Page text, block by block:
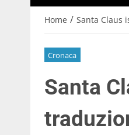
Home / Santa Claus
Cronaca
Santa